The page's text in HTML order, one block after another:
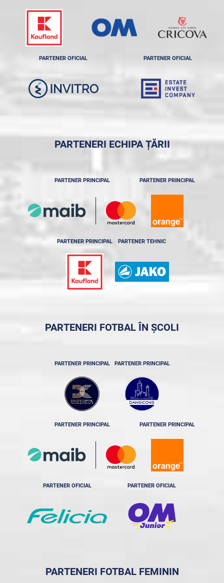
PARTENER OFICIAL PARTENER OFICIAL
PARTENERI ECHIPA ȚĂRII
PARTENER PRINCIPAL PARTENER PRINCIPAL
PARTENER PRINCIPAL PARTENER TEHNIC
PARTENERI FOTBAL ÎN ȘCOLI
PARTENER PRINCIPAL PARTENER PRINCIPAL
PARTENER PRINCIPAL PARTENER PRINCIPAL
PARTENER OFICIAL PARTENER OFICIAL
PARTENERI FOTBAL FEMININ